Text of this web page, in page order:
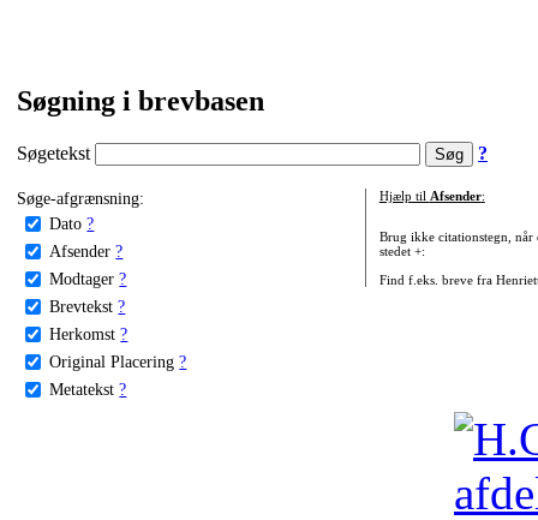
Søgning i brevbasen
Søgetekst ?
Søge-afgrænsning:
Dato ?
Afsender ?
Modtager ?
Brevtekst ?
Herkomst ?
Original Placering ?
Metatekst ?
Hjælp til Afsender:
Brug ikke citationstegn, når
stedet +:
Find f.eks. breve fra